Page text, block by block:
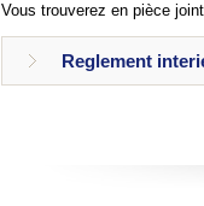
Vous trouverez en pièce
Reglement